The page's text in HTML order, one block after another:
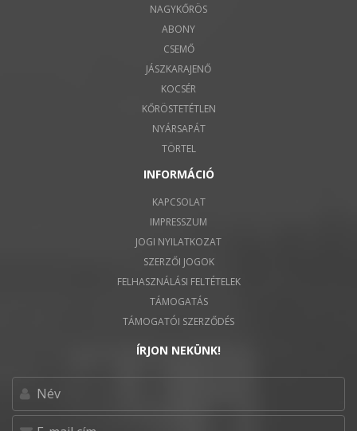
NAGYKŐRÖS
ABONY
CSEMŐ
JÁSZKARAJENŐ
KOCSÉR
KŐRÖSTETÉTLEN
NYÁRSAPÁT
TÖRTEL
INFORMÁCIÓ
KAPCSOLAT
IMPRESSZUM
JOGI NYILATKOZAT
SZERZŐI JOGOK
FELHASZNÁLÁSI FELTÉTELEK
TÁMOGATÁS
TÁMOGATÓI SZERZŐDÉS
ÍRJON NEKÜNK!